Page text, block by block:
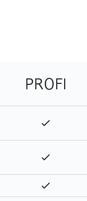
PROFI
Enthalten
Enthalten
Enthalten